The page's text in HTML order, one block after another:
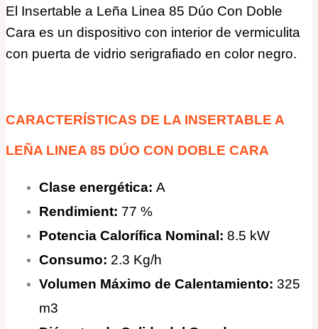
El Insertable a Leña Linea 85 Dúo Con Doble
Cara es un dispositivo con interior de vermiculita
con puerta de vidrio serigrafiado en color negro.
CARACTERÍSTICAS DE LA INSERTABLE A
LEÑA LINEA 85 DÚO CON DOBLE CARA
Clase energética: A
Rendimient: 77 %
Potencia Calorífica Nominal: 8.5 kW
Consumo: 2.3 Kg/h
Volumen Máximo de Calentamiento: 325
m3